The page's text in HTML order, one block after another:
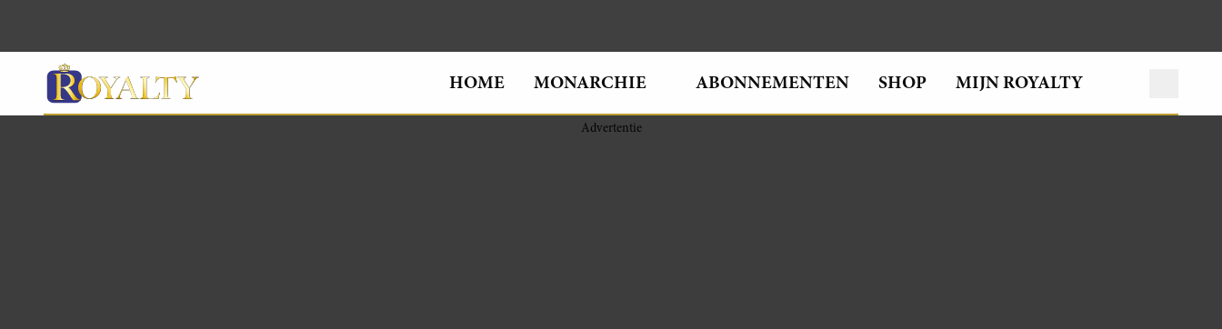
HOME MONARCHIE ABONNEMENTEN SHOP MIJN ROYALTY